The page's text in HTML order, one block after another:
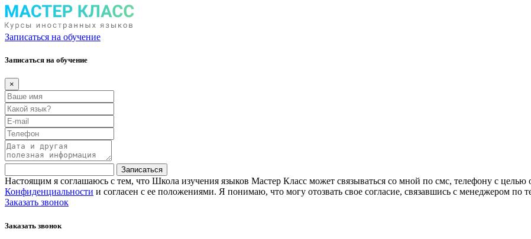
Записаться на обучение
Записаться на обучение
×
Записаться
Настоящим я соглашаюсь с тем, что Школа изучения языков Мастер Класс может связываться со мной по смс, телефону с целью
Конфиденциальности и согласен с ее положениями. Я понимаю, что могу отозвать свое согласие, связавшись с менеджером по
Заказать звонок
Заказать звонок